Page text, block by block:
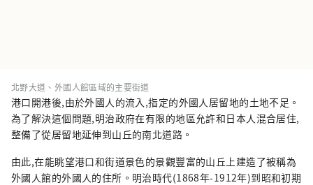
北野大道、外國人館區域的主要街道
港口開港後,由於外國人的流入,指定的外國人居留地的土地不足。
為了解決這個問題,明治政府在有限的地區允許和日本人混合居住,
整備了從居留地延伸到山丘的南北道路。
由此,在能眺望港口和街道景色的景觀豐富的山丘上建造了被稱為
外國人館的外國人的住所。明治時代(1868年-1912年)到昭和初期